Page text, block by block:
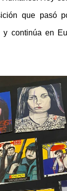
que pasó
y continúa en